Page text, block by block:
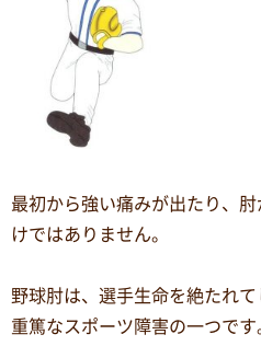
最初から強い痛みが出たり、
けではありません。
野球肘は、選手生命を絶たれて
重篤なスポーツ障害の一つで